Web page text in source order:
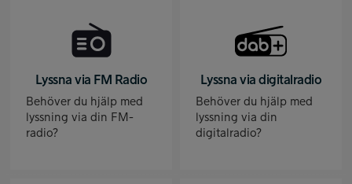
Lyssna via FM Radio
Behöver du hjälp med
lyssning via din FM-
radio?
Lyssna via digitalradio
Behöver du hjälp med
lyssning via din
digitalradio?